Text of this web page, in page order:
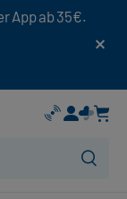
App ab 35€.